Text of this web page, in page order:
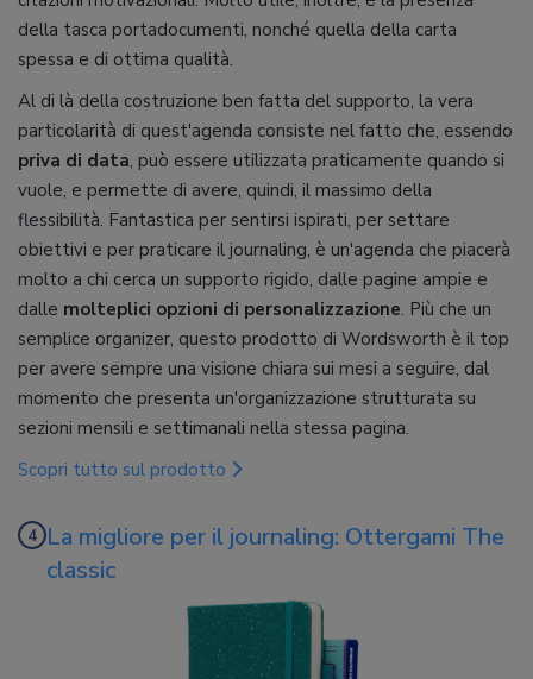
della tasca portadocumenti, nonché quella della carta
spessa e di ottima qualità.
Al di là della costruzione ben fatta del supporto, la vera
particolarità di quest'agenda consiste nel fatto che, essendo
priva di data, può essere utilizzata praticamente quando si
vuole, e permette di avere, quindi, il massimo della
flessibilità. Fantastica per sentirsi ispirati, per settare
obiettivi e per praticare il journaling, è un'agenda che piacerà
molto a chi cerca un supporto rigido, dalle pagine ampie e
dalle molteplici opzioni di personalizzazione. Più che un
semplice organizer, questo prodotto di Wordsworth è il top
per avere sempre una visione chiara sui mesi a seguire, dal
momento che presenta un'organizzazione strutturata su
sezioni mensili e settimanali nella stessa pagina.
Scopri tutto sul prodotto
La migliore per il journaling: Ottergami The
classic